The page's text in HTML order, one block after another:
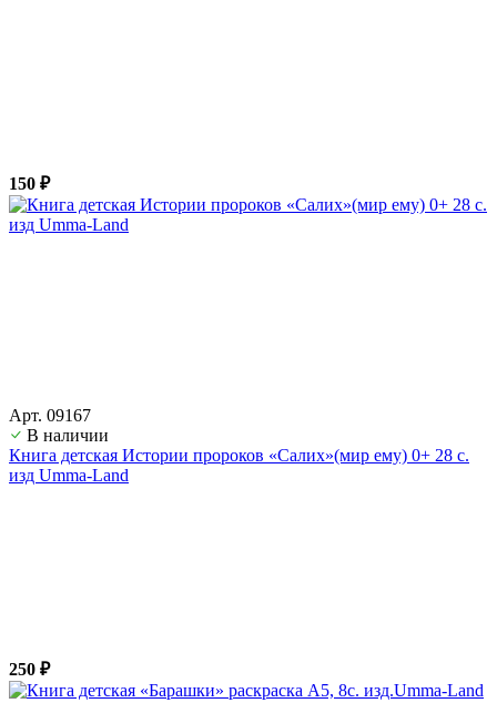
150 ₽
Арт. 09167
В наличии
Книга детская Истории пророков «Салих»(мир ему) 0+ 28 с.
изд Umma-Land
250 ₽